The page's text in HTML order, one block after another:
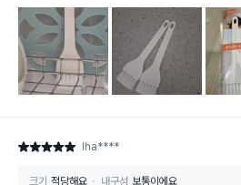
별점 5점 lha****
크기 적당해요 내구성 보통이에요